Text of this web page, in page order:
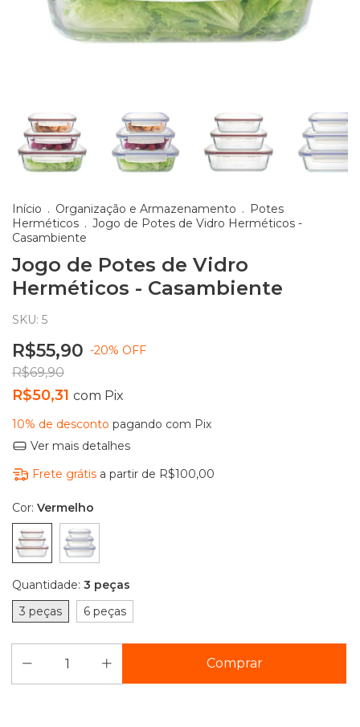
Início . Organização e Armazenamento . Potes
Herméticos . Jogo de Potes de Vidro Herméticos -
Casambiente
Jogo de Potes de Vidro
Herméticos - Casambiente
SKU: 5
R$55,90 -20% OFF
R$69,90
R$50,31 com Pix
10% de desconto pagando com Pix
Ver mais detalhes
Frete grátis a partir de R$100,00
Cor: Vermelho
Quantidade: 3 peças
3 peças
6 peças